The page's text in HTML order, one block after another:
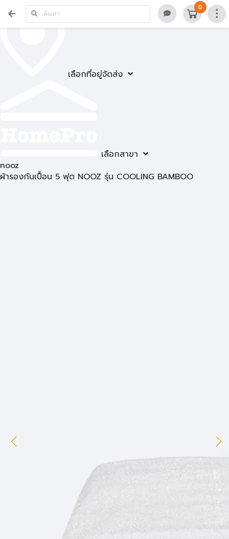
เลือกที่อยู่จัดส่ง
เลือกสาขา
0
nooz
ผ้ารองกันเปื้อน 5 ฟุต NOOZ รุ่น COOLING BAMBOO